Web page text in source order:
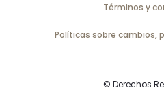
Términos y
Políticas sobre cambios,
© Derechos